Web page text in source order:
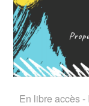
En libre accès